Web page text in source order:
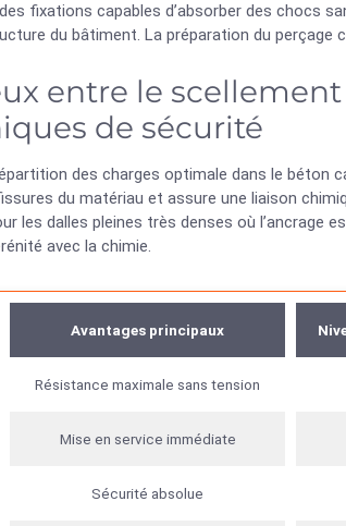
fixations capables d’absorber des chocs
du bâtiment. La préparation du perçage
entre le
de sécurité
des charges optimale dans le béton
du matériau et assure une liaison
les dalles pleines très denses où l’ancrage
avec la chimie.
Avantages principaux
Résistance maximale sans tension
Mise en service immédiate
Sécurité absolue